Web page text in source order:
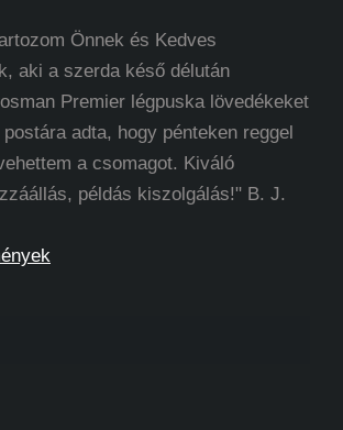
Önnek és Kedves
aki a szerda késő délután
Premier légpuska lövedékeket
adta, hogy pénteken reggel
a csomagot. Kiváló
példás kiszolgálás!" B. J.